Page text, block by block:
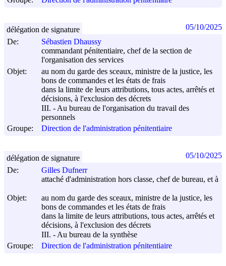
De:
Sébastien Dhaussy
commandant pénitentiaire, chef de la section de
l'organisation des services
Objet:
au nom du garde des sceaux, ministre de la justice, les
bons de commandes et les états de frais
dans la limite de leurs attributions, tous actes, arrêtés et
décisions, à l'exclusion des décrets
III. - Au bureau de l'organisation du travail des
personnels
Groupe:
Direction de l'administration pénitentiaire
délégation de signature 05/10/2025
De:
Gilles Dufnerr
attaché d'administration hors classe, chef de bureau, et à
Objet:
au nom du garde des sceaux, ministre de la justice, les
bons de commandes et les états de frais
dans la limite de leurs attributions, tous actes, arrêtés et
décisions, à l'exclusion des décrets
III. - Au bureau de la synthèse
Groupe:
Direction de l'administration pénitentiaire
délégation de signature 05/10/2025